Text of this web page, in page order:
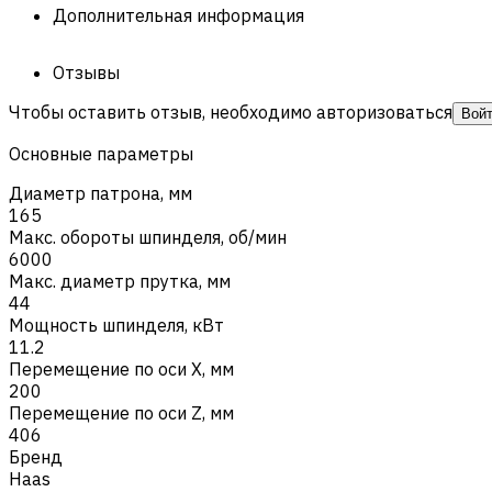
Дополнительная информация
Отзывы
Чтобы оставить отзыв, необходимо авторизоваться
Основные параметры
Диаметр патрона, мм
165
Макс. обороты шпинделя, об/мин
6000
Макс. диаметр прутка, мм
44
Мощность шпинделя, кВт
11.2
Перемещение по оси X, мм
200
Перемещение по оси Z, мм
406
Бренд
Haas